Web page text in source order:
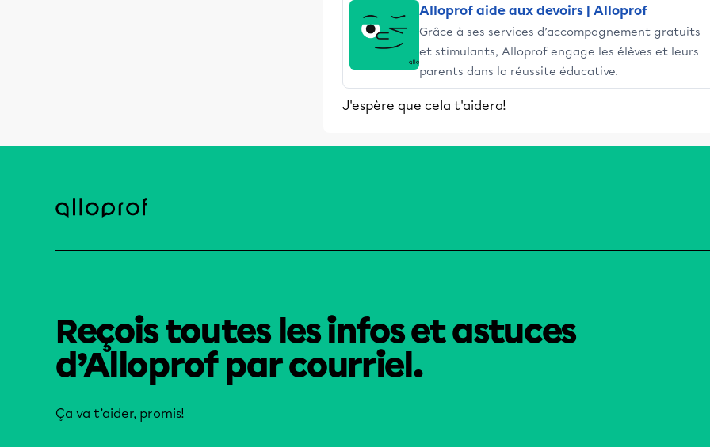
Alloprof aide aux devoirs | Alloprof
Grâce à ses services d’accompagnement gratuits
et stimulants, Alloprof engage les élèves et leurs
parents dans la réussite éducative.
J'espère que cela t'aidera!
Reçois toutes les infos et astuces
d’Alloprof par courriel.
Ça va t’aider, promis!